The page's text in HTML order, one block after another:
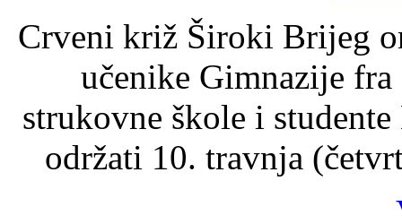
Crveni križ Široki Brijeg
učenike Gimnazije
strukovne škole i
održati 10. travnja